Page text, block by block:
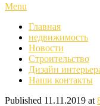
Menu
Главная
недвижимость
Новости
Строительство
Дизайн
Наши контакты
Published 11.11.2019 at